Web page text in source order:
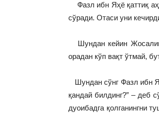
Фазл ибн Яҳё қаттиқ
сўради. Отаси уни
Шундан кейин
орадан кўп вақт ўтмай,
Шундан сўнг Фазл ибн
қандай билдинг?” – деб
дуоибадга қолганингни